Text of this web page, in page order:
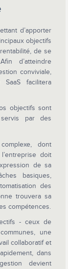
d’apporter
objectifs
de se
d’atteindre
conviviale,
facilitera
objectifs sont
par des
dont
doit
de sa
basiques,
des
trouvera sa
compétences.
- ceux de
une
collaboratif et
dans
devient